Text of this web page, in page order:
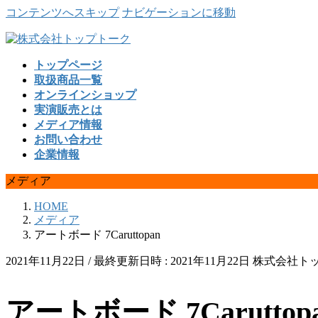
コンテンツへスキップ ナビゲーションに移動
トップページ
取扱商品一覧
オンラインショップ
実演販売とは
メディア情報
お問い合わせ
企業情報
メディア
HOME
メディア
アートボード 7Caruttopan
2021年11月22日 / 最終更新日時 : 2021年11月22日 株式会社ト